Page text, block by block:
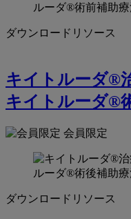
ダウンロードリソース
キイトルーダ®
キイトルーダ®
会員限定
ダウンロードリソース